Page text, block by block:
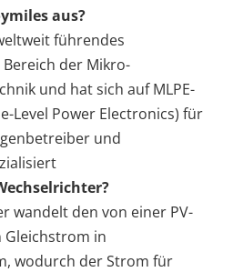
aus?
führendes
der Mikro-
und hat sich auf MLPE-
Level Power Electronics) für
und
wandelt den von einer PV-
Gleichstrom in
wodurch der Strom für